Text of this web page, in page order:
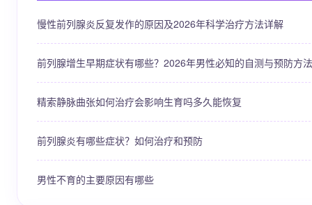
慢性前列腺炎反复发作的原因及2026年科学治疗方法详解
前列腺增生早期症状有哪些？2026年男性必知的自测与预防方法
精索静脉曲张如何治疗会影响生育吗多久能恢复
前列腺炎有哪些症状？如何治疗和预防
男性不育的主要原因有哪些